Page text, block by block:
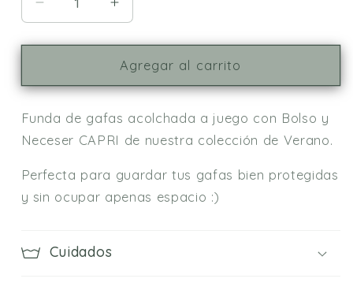
Reducir
cantidad
para
gafas
rayas
Aumentar
cantidad
para
Funda
gafas
rayas
Agregar al carrito
Funda de gafas acolchada a juego con Bolso y
Neceser CAPRI de nuestra colección de Verano.
Perfecta para guardar tus gafas bien protegidas
y sin ocupar apenas espacio :)
Cuidados